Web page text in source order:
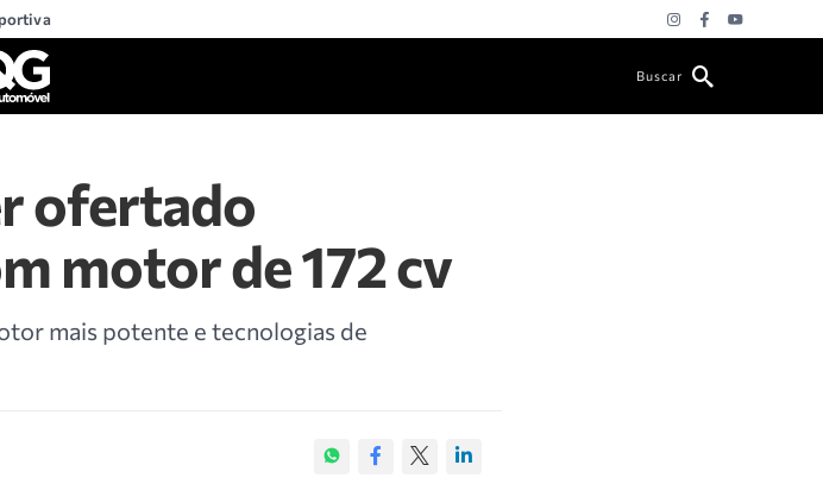
Buscar
ofertado
motor de 172 cv
mais potente e tecnologias de